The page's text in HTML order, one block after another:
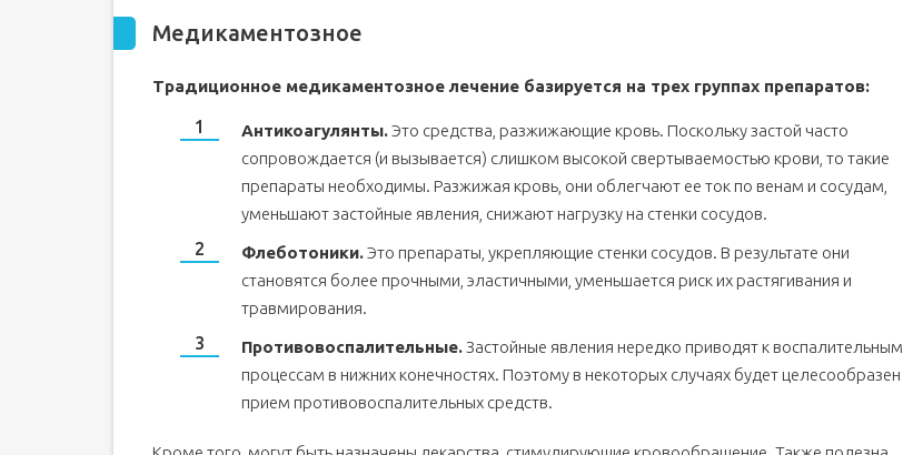
Медикаментозное
Традиционное медикаментозное лечение базируется на трех группах препаратов:
Антикоагулянты.Это средства, разжижающие кровь. Поскольку застой часто
сопровождается (и вызывается) слишком высокой свертываемостью крови, то такие
препараты необходимы. Разжижая кровь, они облегчают ее ток по венам и сосудам,
уменьшают застойные явления, снижают нагрузку на стенки сосудов.
Флеботоники.Это препараты, укрепляющие стенки сосудов. В результате они
становятся более прочными, эластичными, уменьшается риск их растягивания и
травмирования.
Противовоспалительные.Застойные явления нередко приводят к воспалительным
процессам в нижних конечностях. Поэтому в некоторых случаях будет целесообразен
прием противовоспалительных средств.